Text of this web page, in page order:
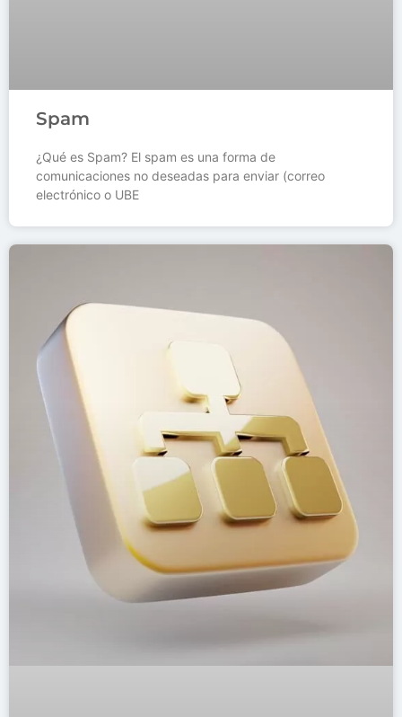
Spam
¿Qué es Spam? El spam es una forma de
comunicaciones no deseadas para enviar (correo
electrónico o UBE